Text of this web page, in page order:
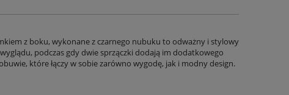
z boku, wykonane z czarnego nubuku to odważny i stylowy
podczas gdy dwie sprzączki dodają im dodatkowego
które łączy w sobie zarówno wygodę, jak i modny design.